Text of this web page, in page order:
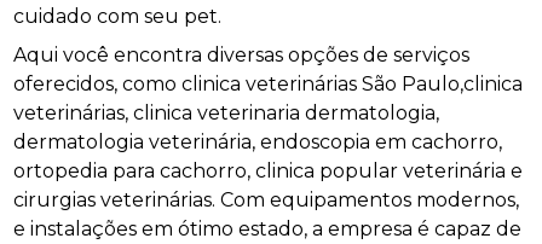
cuidado com seu pet.
Aqui você encontra diversas opções de serviços
oferecidos, como clinica veterinárias São Paulo,clinica
veterinárias, clinica veterinaria dermatologia,
dermatologia veterinária, endoscopia em cachorro,
ortopedia para cachorro, clinica popular veterinária e
cirurgias veterinárias. Com equipamentos modernos,
e instalações em ótimo estado, a empresa é capaz de